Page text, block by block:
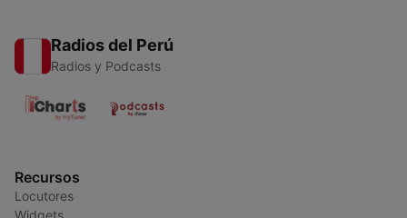
Radios del Perú
Radios y Podcasts
Recursos
Locutores
Widgets